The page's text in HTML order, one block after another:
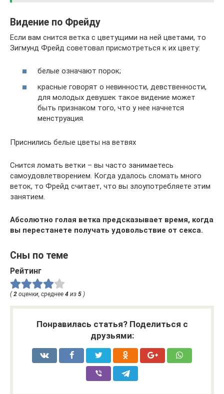
Видение по Фрейду
Если вам снится ветка с цветущими на ней цветами, то
Зигмунд Фрейд советовал присмотреться к их цвету:
белые означают порок;
красные говорят о невинности, девственности,
для молодых девушек такое видение может
быть признаком того, что у нее начнется
менструация.
Приснились белые цветы на ветвях
Снится ломать ветки – вы часто занимаетесь
самоудовлетворением. Когда удалось сломать много
веток, то Фрейд считает, что вы злоупотребляете этим
занятием.
Абсолютно голая ветка предсказывает время, когда
вы перестанете получать удовольствие от секса.
Сны по теме
Рейтинг
( 2 оценки, среднее 4 из 5 )
Понравилась статья? Поделиться с
друзьями: